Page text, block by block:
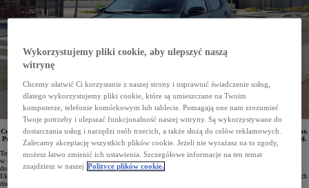
Ceny hybrydowych modeli Toyoty, w tym najpopularniejszych crossoverów i SUV-ów, zostały obniżone.
Promocyjna oferta uwzględnia podwójny Ekobonus w wysokości 3%. Rabaty sięgają ponad 20 tys. zł.
Toyota sprzedaje hybrydy od blisko 30 lat. Wyposażone w hybrydowy układ napędowy auta są dostępne
w niemal wszystkich rynkowych segmentach. Marka stara się zapewnić jak najszerszy dostęp
do zelektryfikowanych technologii. Klienci, którzy się decydują na zakup hybrydowej Toyoty, otrzymują
Ekobonus, który obniża cenę auta, co pozwala na wybór wyższej wersji wyposażenia lub dobranie atrakcyjnych
dodatków.
Wykorzystujemy pliki cookie, aby ulepszyć naszą
witrynę
Chcemy ułatwić Ci korzystanie z naszej strony i usprawnić świadczenie usług,
dlatego wykorzystujemy pliki cookie, które są umieszczane na Twoim
komputerze, telefonie komórkowym lub tablecie. Pomagają one nam zrozumieć
Twoje potrzeby i ulepszać funkcjonalność naszej witryny. Są wykorzystywane do
dostarczania usług i narzędzi osób trzecich, a także służą do celów reklamowych.
Zalecamy akceptację wszystkich plików cookie. Jeżeli nie wyrażasz na to zgody,
możesz łatwo zmienić ich ustawienia. Szczegółowe informacje na ten temat
znajdziesz w naszej Polityce plików cookie.